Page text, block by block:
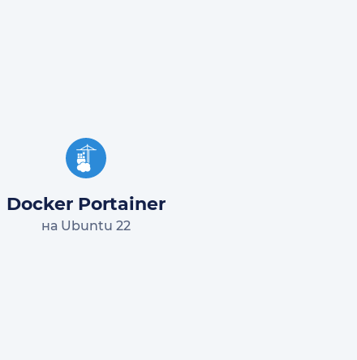
Docker Portainer
на Ubuntu 22